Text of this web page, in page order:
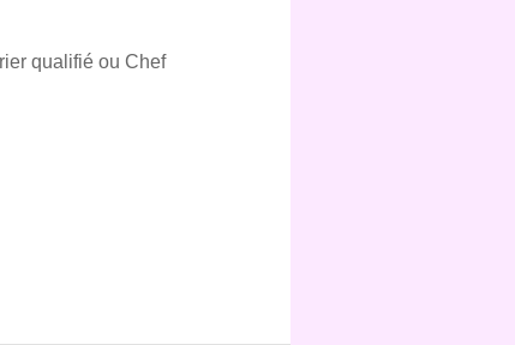
qualifié ou Chef